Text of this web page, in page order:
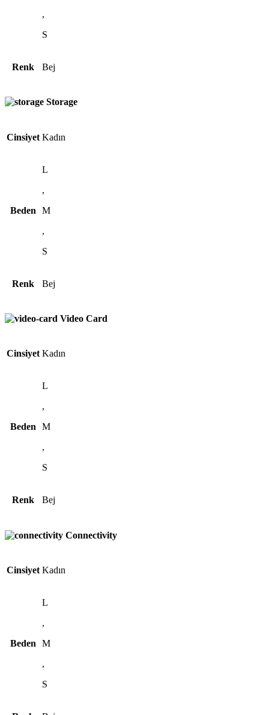
,
S
Renk Bej
Storage
Cinsiyet Kadın
Beden
L
,
M
,
S
Renk Bej
Video Card
Cinsiyet Kadın
Beden
L
,
M
,
S
Renk Bej
Connectivity
Cinsiyet Kadın
Beden
L
,
M
,
S